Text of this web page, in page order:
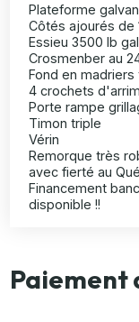
Plateforme
Côtés ajourés de
Essieu 3500 lb
Crosmenber au
Fond en madriers
4 crochets
Porte rampe
Timon triple
Vérin
Remorque très
avec fierté au
Financement
disponible !!